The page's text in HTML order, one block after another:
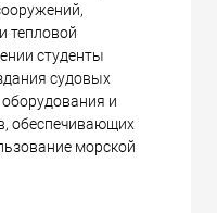
тепловой
студенты
судовых
оборудования и
обеспечивающих
морской